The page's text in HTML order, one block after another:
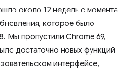
около 12 недель с момента
которое было
Мы пропустили Chrome 69,
достаточно новых функций
интерфейсе,